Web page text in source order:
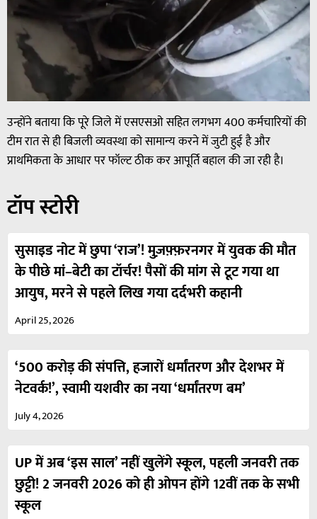
उन्होंने बताया कि पूरे जिले में एसएसओ सहित लगभग 400 कर्मचारियों की
टीम रात से ही बिजली व्यवस्था को सामान्य करने में जुटी हुई है और
प्राथमिकता के आधार पर फॉल्ट ठीक कर आपूर्ति बहाल की जा रही है।
टॉप स्टोरी
सुसाइड नोट में छुपा ‘राज’! मुज़फ़्फ़रनगर में युवक की मौत
के पीछे मां–बेटी का टॉर्चर! पैसों की मांग से टूट गया था
आयुष, मरने से पहले लिख गया दर्दभरी कहानी
April 25, 2026
‘500 करोड़ की संपत्ति, हजारों धर्मांतरण और देशभर में
नेटवर्क!’, स्वामी यशवीर का नया ‘धर्मांतरण बम’
July 4, 2026
UP में अब ‘इस साल’ नहीं खुलेंगे स्कूल, पहली जनवरी तक
छुट्टी! 2 जनवरी 2026 को ही ओपन होंगे 12वीं तक के सभी
स्कूल